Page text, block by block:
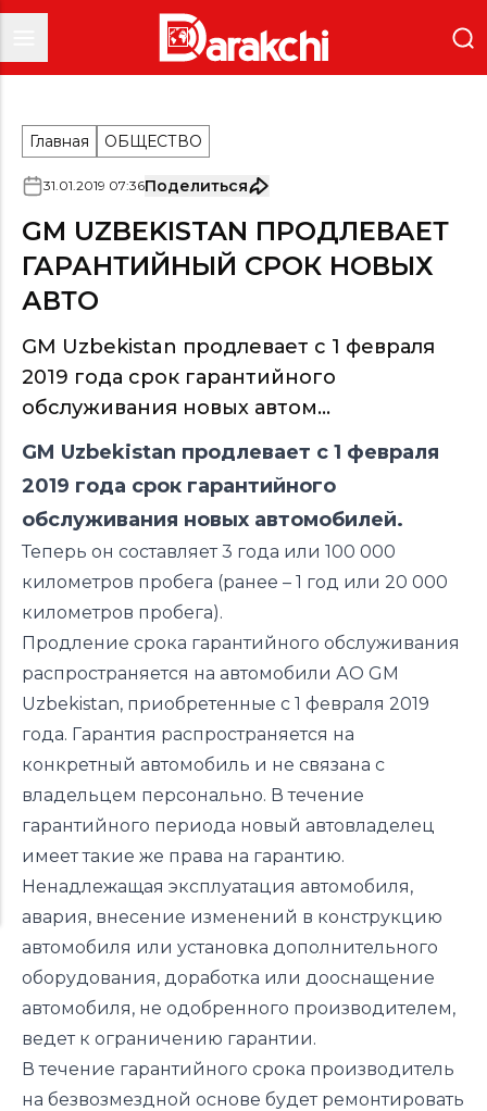
Главная ОБЩЕСТВО
31.01.2019 07:36Поделиться
GM UZBEKISTAN ПРОДЛЕВАЕТ
ГАРАНТИЙНЫЙ СРОК НОВЫХ
АВТО
GM Uzbekistan продлевает c 1 февраля
2019 года срок гарантийного
обслуживания новых автом...
GM Uzbekistan продлевает c 1 февраля
2019 года срок гарантийного
обслуживания новых автомобилей.
Теперь он составляет 3 года или 100 000
километров пробега (ранее – 1 год или 20 000
километров пробега).
Продление срока гарантийного обслуживания
распространяется на автомобили АО GM
Uzbekistan, приобретенные с 1 февраля 2019
года. Гарантия распространяется на
конкретный автомобиль и не связана с
владельцем персонально. В течение
гарантийного периода новый автовладелец
имеет такие же права на гарантию.
Ненадлежащая эксплуатация автомобиля,
авария, внесение изменений в конструкцию
автомобиля или установка дополнительного
оборудования, доработка или дооснащение
автомобиля, не одобренного производителем,
ведет к ограничению гарантии.
В течение гарантийного срока производитель
на безвозмездной основе будет ремонтировать